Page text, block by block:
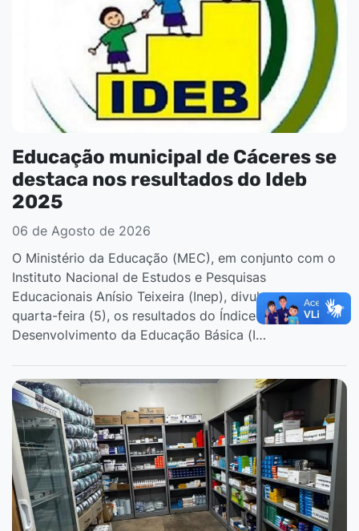
Educação municipal de Cáceres se
destaca nos resultados do Ideb
2025
06 de Agosto de 2026
O Ministério da Educação (MEC), em conjunto com o
Instituto Nacional de Estudos e Pesquisas
Educacionais Anísio Teixeira (Inep), divulgou, na
quarta-feira (5), os resultados do Índice de
Desenvolvimento da Educação Básica (I…